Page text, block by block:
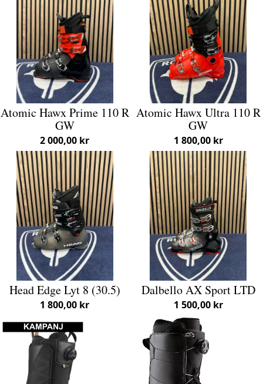
Atomic Hawx Prime 110 R
GW
2 000,00 kr
Atomic Hawx Ultra 110 R
GW
1 800,00 kr
Head Edge Lyt 8 (30.5)
1 800,00 kr
Dalbello AX Sport LTD
1 500,00 kr